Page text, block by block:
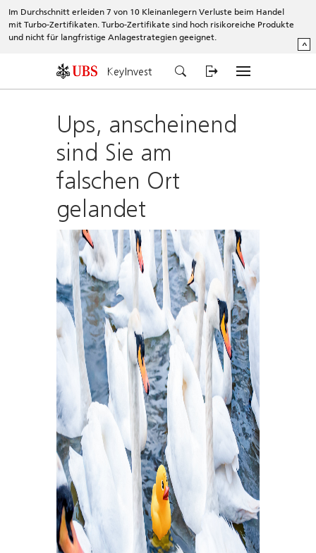
Im Durchschnitt erleiden 7 von 10 Kleinanlegern Verluste beim Handel
mit Turbo-Zertifikaten. Turbo-Zertifikate sind hoch risikoreiche Produkte
und nicht für langfristige Anlagestrategien geeignet.
^
KeyInvest
Ups, anscheinend
sind Sie am
falschen Ort
gelandet